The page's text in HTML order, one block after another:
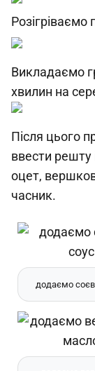
Викладаємо
хвилин на
Після цього
ввести решту
оцет,
часник.
додаємо